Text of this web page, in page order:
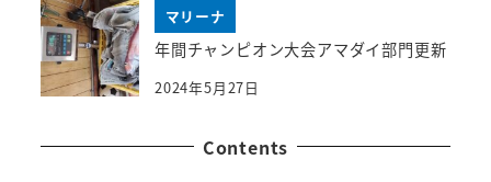
マリーナ
年間チャンピオン大会アマダイ部門更新
2024年5月27日
Contents